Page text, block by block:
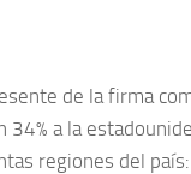
de la firma
34% a la
regiones del país: